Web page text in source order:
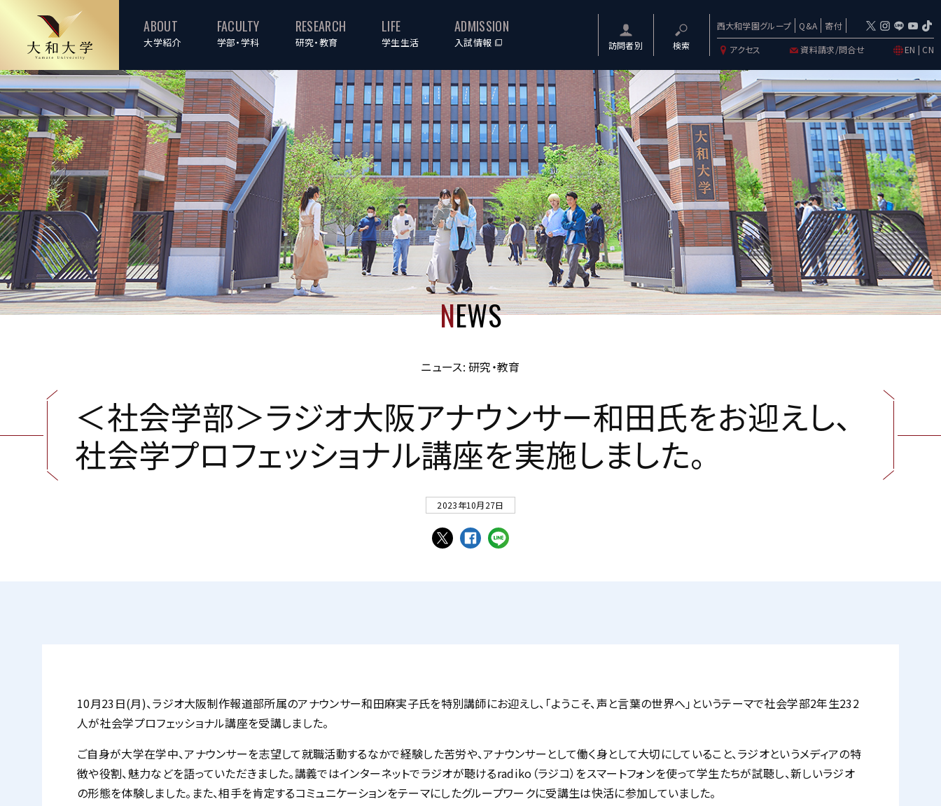
ABOUT
大学紹介
FACULTY
学部・学科
RESEARCH
研究・教育
LIFE
学生生活
ADMISSION
入試情報 訪問者別 検索
西大和学園グループ Q&A
寄付
アクセス
資料請求/問合せ EN | CN
NEWS
ニュース: 研究・教育
＜社会学部＞ラジオ大阪アナウンサー和田氏をお迎えし、
社会学プロフェッショナル講座を実施しました。
2023年10月27日
10月23日(月)、ラジオ大阪制作報道部所属のアナウンサー和田麻実子氏を特別講師にお迎えし、「ようこそ、声と言葉の世界へ」というテーマで社会学部2年生232
人が社会学プロフェッショナル講座を受講しました。
ご自身が大学在学中、アナウンサーを志望して就職活動するなかで経験した苦労や、アナウンサーとして働く身として大切にしていること、ラジオというメディアの特
徴や役割、魅力などを語っていただきました。講義ではインターネットでラジオが聴けるradiko（ラジコ）をスマートフォンを使って学生たちが試聴し、新しいラジオ
の形態を体験しました。また、相手を肯定するコミュニケーションをテーマにしたグループワークに受講生は快活に参加していました。